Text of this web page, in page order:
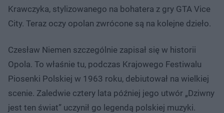
Krawczyka, stylizowanego na bohatera z gry GTA Vice
City. Teraz oczy opolan zwrócone są na kolejne dzieło.
Czesław Niemen szczególnie zapisał się w historii
Opola. To właśnie tu, podczas Krajowego Festiwalu
Piosenki Polskiej w 1963 roku, debiutował na wielkiej
scenie. Zaledwie cztery lata później jego utwór „Dziwny
jest ten świat” uczynił go legendą polskiej muzyki.